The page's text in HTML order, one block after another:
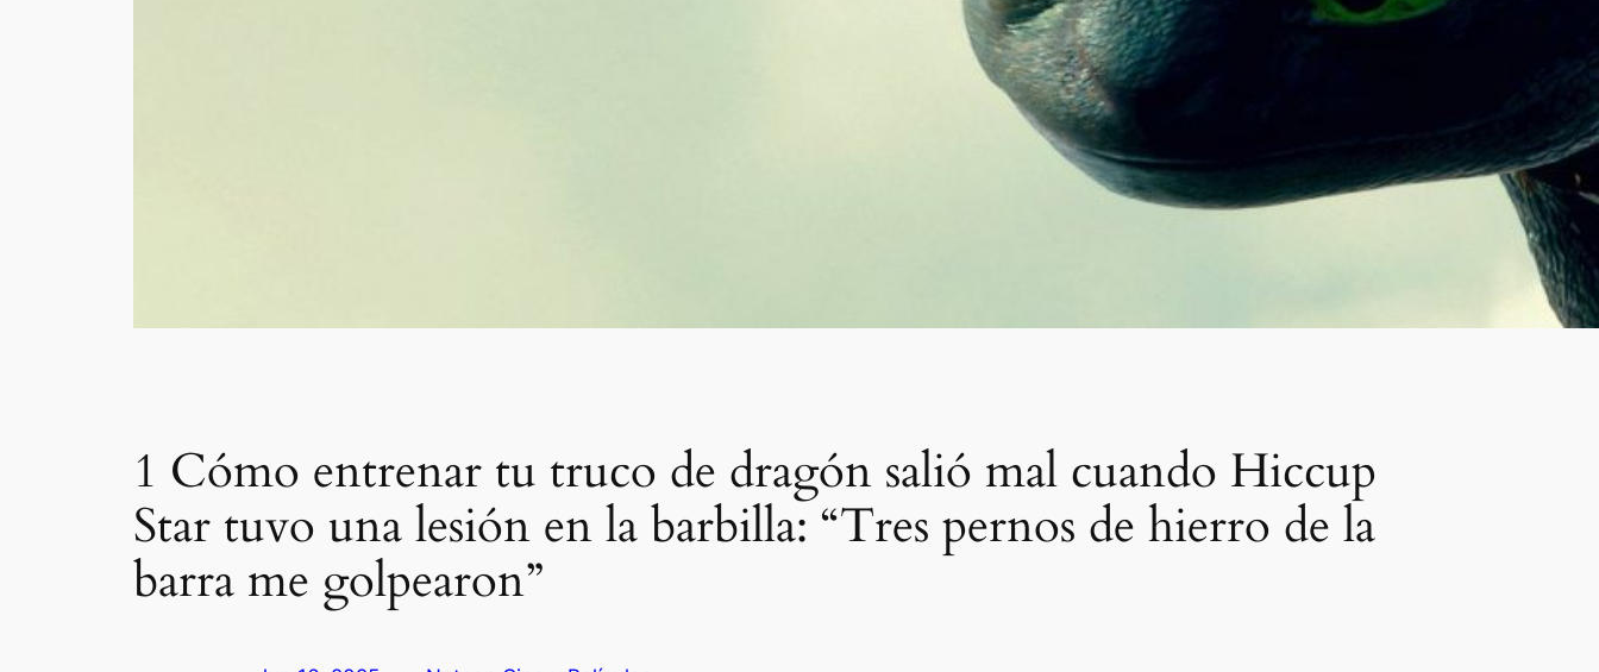
1 Cómo entrenar tu truco de dragón salió mal cuando Hiccup
Star tuvo una lesión en la barbilla: “Tres pernos de hierro de la
barra me golpearon”